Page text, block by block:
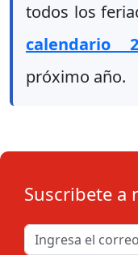
todos los
calendario
próximo año.
Suscribete a